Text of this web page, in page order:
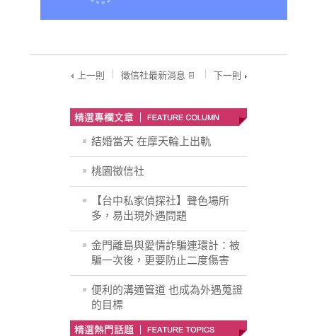
上一則 徵信社最新消息 下一則
結婚當天 在摩天輪上出軌
桃園徵信社
【台中私家偵探社】聲色場所
多，易出現外遇問題
金門離島與愛情詐騙連環計：被
騙一次後，更要防止二度傷害
便利的溝通管道 也成為外遇蒐證
的目標